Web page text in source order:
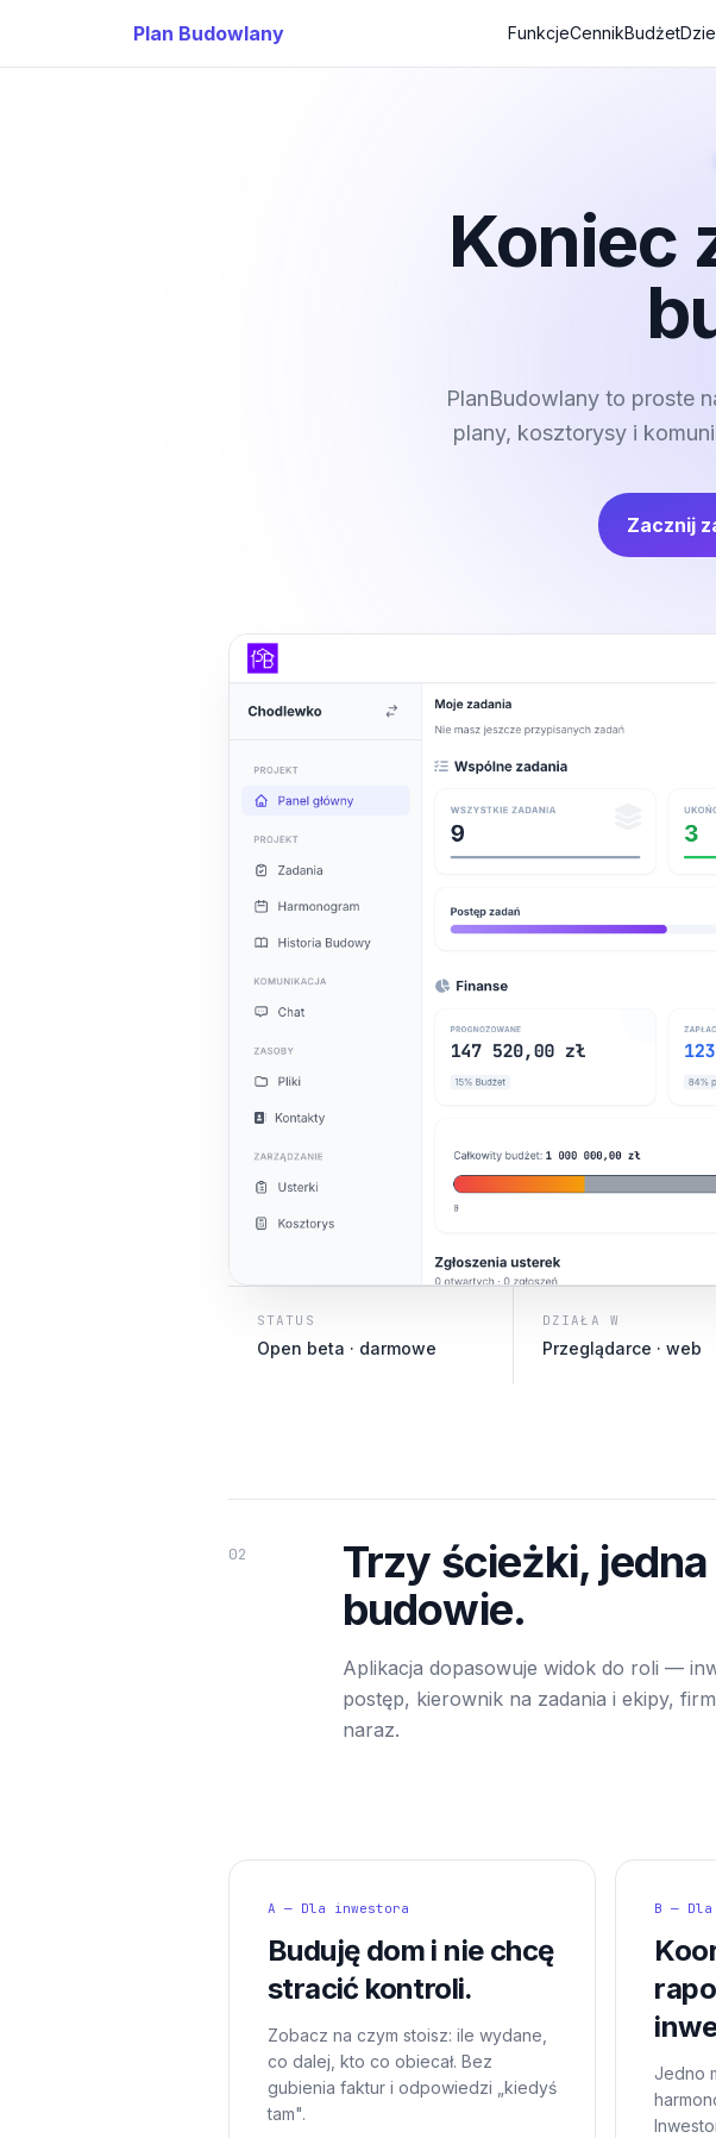
Plan Budowlany FunkcjeCennikBudżet
Koniec
PlanBudowlany to proste
plany, kosztorysy i
Zacznij
STATUS
Open beta · darmowe
DZIAŁA W
Przeglądarce · web
02
Trzy ścieżki,
budowie.
Aplikacja dopasowuje widok do roli —
postęp, kierownik na zadania i ekipy,
naraz.
A — Dla inwestora
Buduję dom i nie chcę
stracić kontroli.
Zobacz na czym stoisz: ile wydane,
co dalej, kto co obiecał. Bez
gubienia faktur i odpowiedzi „kiedyś
tam".
B —
Jedno